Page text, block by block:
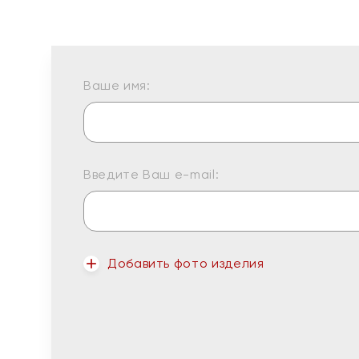
Ваше имя:
Введите Ваш e-mail:
Добавить фото изделия